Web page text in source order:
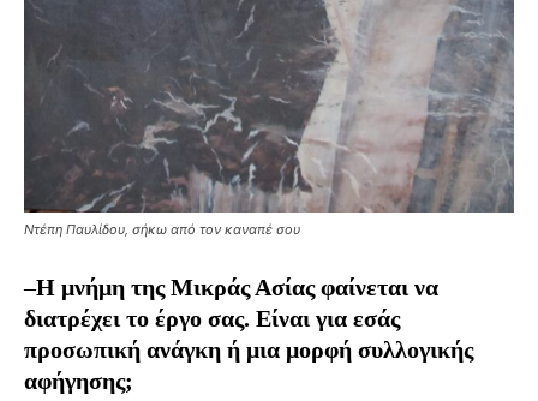
Ντέπη Παυλίδου, σήκω από τον καναπέ σου
–Η μνήμη της Μικράς Ασίας φαίνεται να
διατρέχει το έργο σας. Είναι για εσάς
προσωπική ανάγκη ή μια μορφή συλλογικής
αφήγησης;